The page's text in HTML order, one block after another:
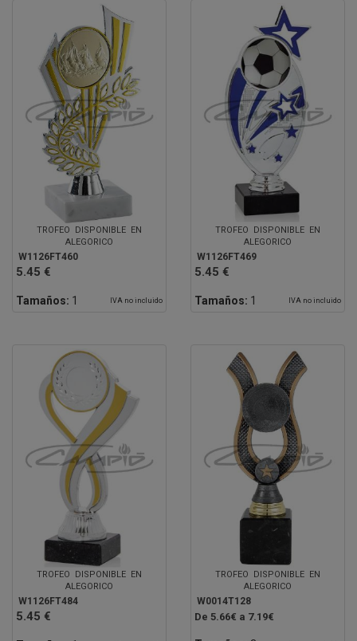
TROFEO DISPONIBLE EN
ALEGORICO
W1126FT460
5.45 €
Tamaños: 1 IVA no incluido
TROFEO DISPONIBLE EN
ALEGORICO
W1126FT469
5.45 €
Tamaños: 1 IVA no incluido
TROFEO DISPONIBLE EN
ALEGORICO
W1126FT484
5.45 €
TROFEO DISPONIBLE EN
ALEGORICO
W0014T128
De 5.66€ a 7.19€